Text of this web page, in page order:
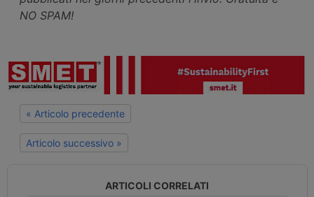
NO SPAM!
« Articolo precedente
Articolo successivo »
ARTICOLI CORRELATI